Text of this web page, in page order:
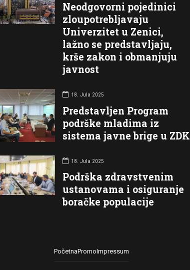
Neodgovorni pojedinici
zloupotrebljavaju
Univerzitet u Zenici,
lažno se predstavljaju,
krše zakon i obmanjuju
javnost
18. Jula 2025
Predstavljen Program
podrške mladima iz
sistema javne brige u ZDK
18. Jula 2025
Podrška zdravstvenim
ustanovama i osiguranje
boračke populacije
PočetnaPromoImpressum